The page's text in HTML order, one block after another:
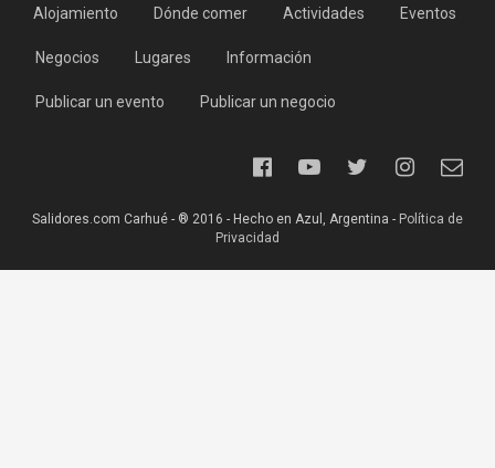
Alojamiento Dónde comer Actividades Eventos
Negocios Lugares Información
Publicar un evento Publicar un negocio
Salidores.com Carhué - ® 2016 - Hecho en Azul, Argentina - Política de
Privacidad